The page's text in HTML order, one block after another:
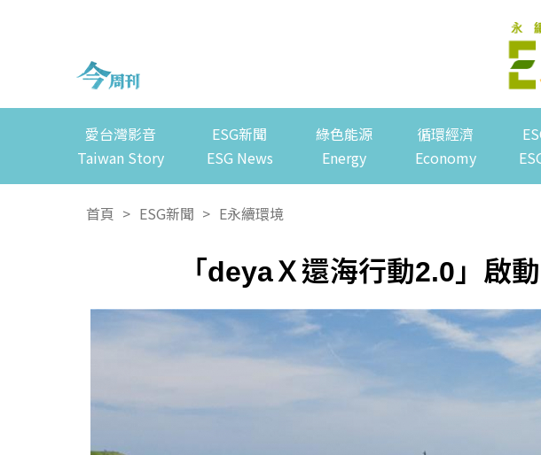
愛台灣影音
Taiwan Story
ESG新聞
ESG News
綠色能源
Energy
循環經濟
Economy
首頁 > ESG新聞 > E永續環境
「deyaＸ還海行動2.0」啟